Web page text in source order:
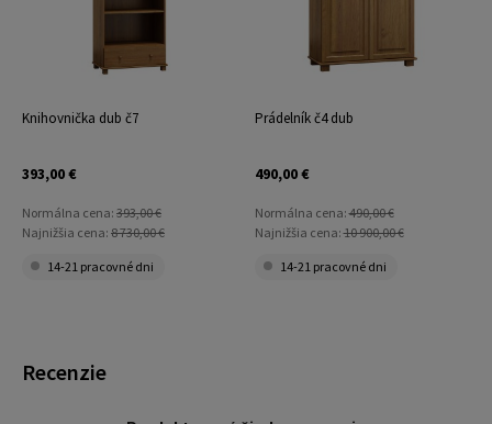
Recenzie
Knihovnička dub č7
393,00 €
Normálna cena: 393,00 €
Najnižšia cena: 8 730,00 €
14-21 pracovné dni
Prádelník č4 dub
490,00 €
Normálna cena:490,00 €
Najnižšia cena:10 900,00 €
14-21 pracovné dni